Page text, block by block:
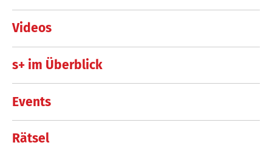
Videos
s+ im Überblick
Events
Rätsel